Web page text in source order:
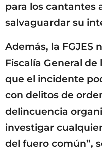
para los cantantes
salvaguardar su
Además, la FGJES
Fiscalía General de
que el incidente
con delitos de
delincuencia
investigar
del fuero común”,